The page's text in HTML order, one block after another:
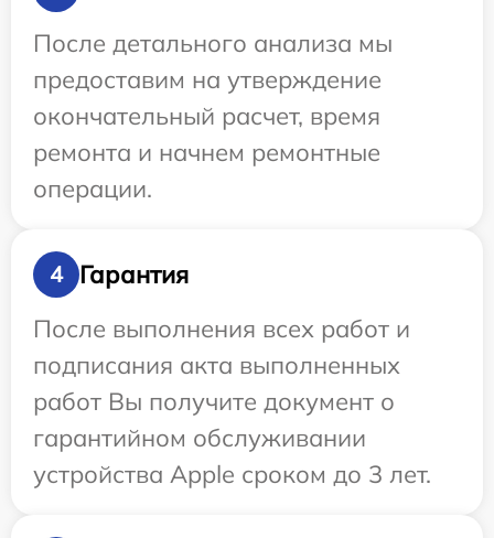
После детального анализа мы
предоставим на утверждение
окончательный расчет, время
ремонта и начнем ремонтные
операции.
4
Гарантия
После выполнения всех работ и
подписания акта выполненных
работ Вы получите документ о
гарантийном обслуживании
устройства Apple сроком до 3 лет.